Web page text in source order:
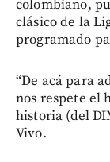
colombiano,
clásico de la
programado
“De acá para
nos respete el
historia (del
Vivo.